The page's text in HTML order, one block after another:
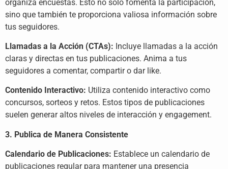
organiza encuestas. Esto no solo fomenta la participación,
sino que también te proporciona valiosa información sobre
tus seguidores.
Llamadas a la Acción (CTAs): Incluye llamadas a la acción
claras y directas en tus publicaciones. Anima a tus
seguidores a comentar, compartir o dar like.
Contenido Interactivo: Utiliza contenido interactivo como
concursos, sorteos y retos. Estos tipos de publicaciones
suelen generar altos niveles de interacción y engagement.
3. Publica de Manera Consistente
Calendario de Publicaciones: Establece un calendario de
publicaciones regular para mantener una presencia